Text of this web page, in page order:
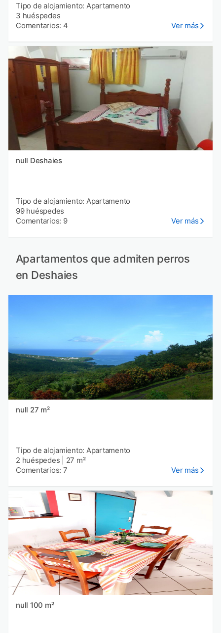
Tipo de alojamiento: Apartamento
3 huéspedes
Comentarios: 4
Ver más
null Deshaies
Tipo de alojamiento: Apartamento
99 huéspedes
Comentarios: 9
Ver más
Apartamentos que admiten perros
en Deshaies
null 27 m²
Tipo de alojamiento: Apartamento
2 huéspedes
27 m²
Comentarios: 7
Ver más
null 100 m²